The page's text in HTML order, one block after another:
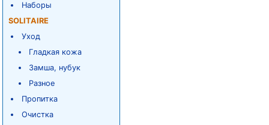
Наборы
SOLITAIRE
Уход
Гладкая кожа
Замша, нубук
Разное
Пропитка
Очистка